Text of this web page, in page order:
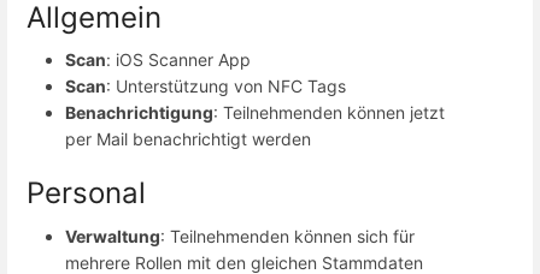
Allgemein
Scan: iOS Scanner App
Scan: Unterstützung von NFC Tags
Benachrichtigung: Teilnehmenden können jetzt
per Mail benachrichtigt werden
Personal
Verwaltung: Teilnehmenden können sich für
mehrere Rollen mit den gleichen Stammdaten